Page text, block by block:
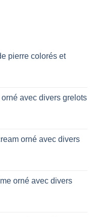
pierre colorés et
avec divers grelots
orné avec divers
orné avec divers